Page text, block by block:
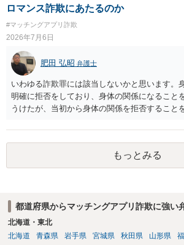
ロマンス詐欺にあたるのか
#マッチングアプリ詐欺
2026年7月6日
肥田 弘昭 弁護士
いわゆる詐欺罪には該当しないかと思います。
明確に拒否をしており、身体の関係になること
うけたが、当初から身体の関係を拒否すること
欲しいこと身体の関係は拒否と嘘偽りなく相手
れを前提に金銭交付していますので、ロマンス
と思います。ご参考にしてください。
もっとみる
都道府県からマッチングアプリ詐欺に強い
北海道・東北
北海道
青森県 岩手県 宮城県 秋田県 山形県